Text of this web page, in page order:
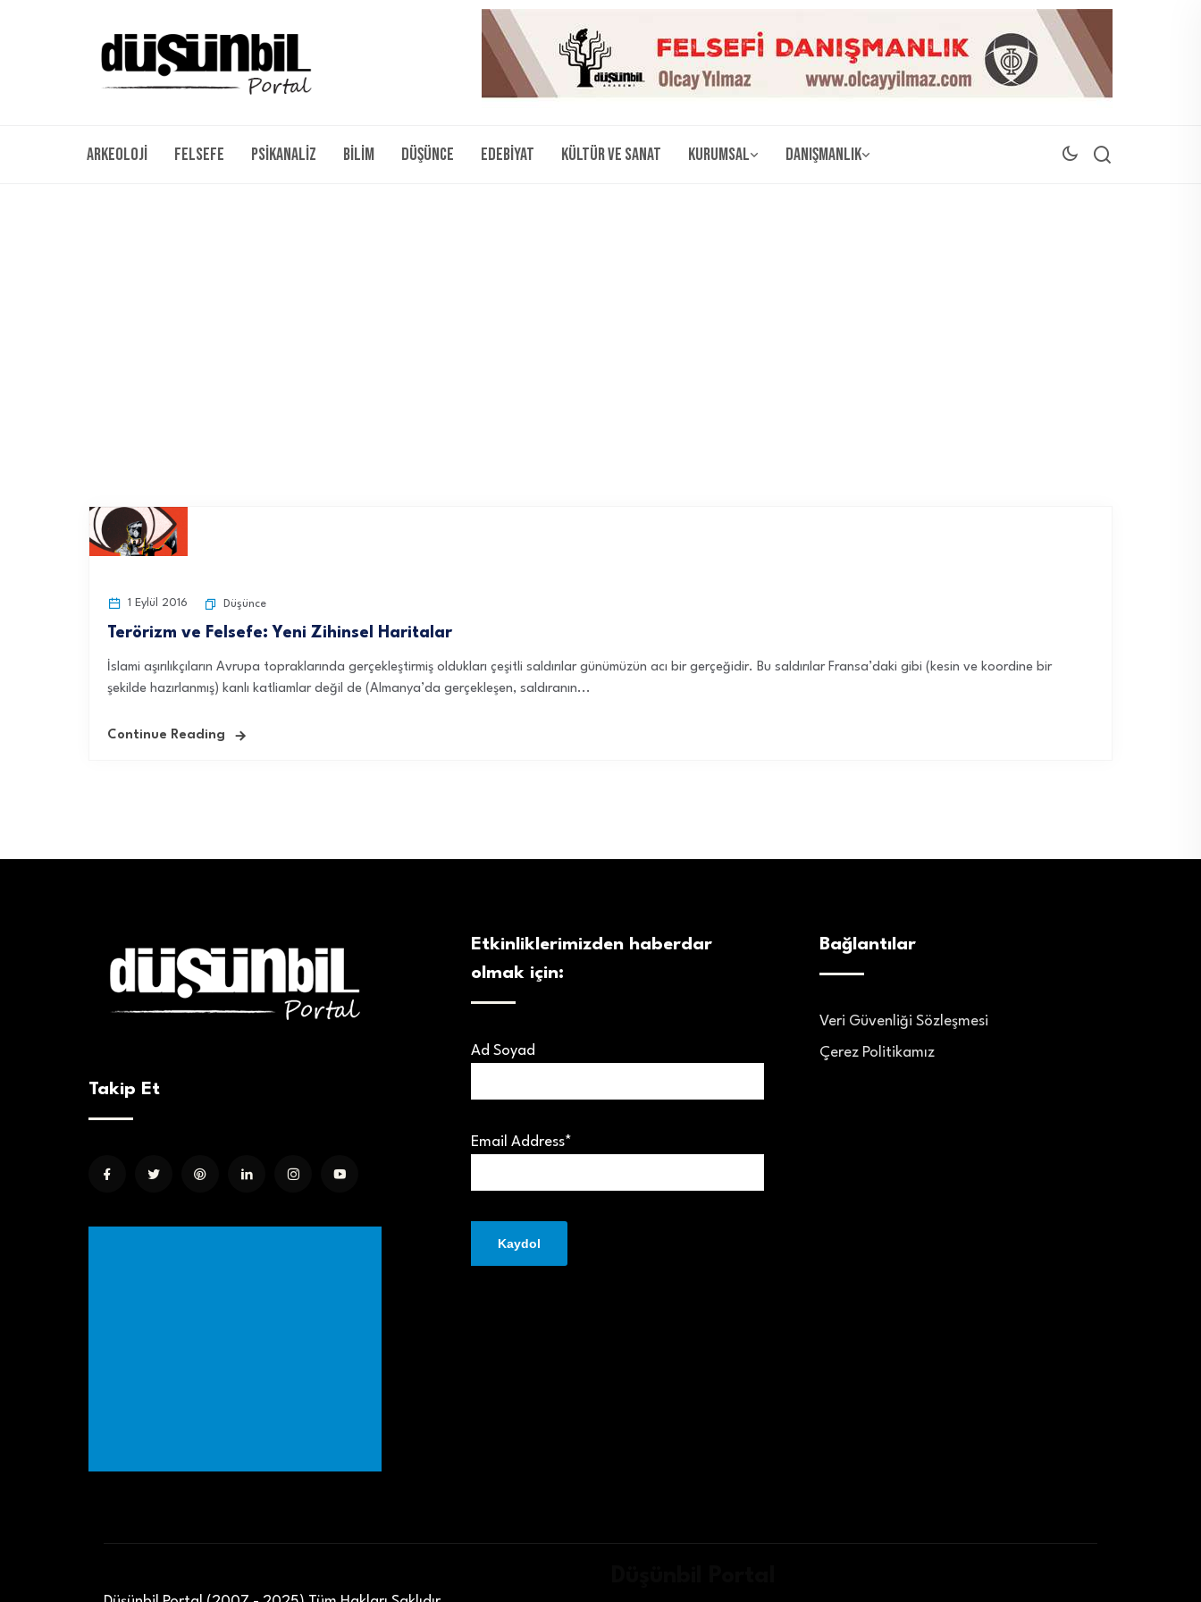
Arkeoloji Felsefe Psikanaliz Bilim Düşünce Edebiyat Kültür ve Sanat Kurumsal Danışmanlık
1 Eylül 2016 Düşünce
Terörizm ve Felsefe: Yeni Zihinsel Haritalar
İslami aşırılıkçıların Avrupa topraklarında gerçekleştirmiş oldukları çeşitli saldırılar günümüzün acı bir gerçeğidir. Bu saldırılar Fransa’daki gibi (kesin ve koordine bir
şekilde hazırlanmış) kanlı katliamlar değil de (Almanya’da gerçekleşen, saldıranın...
Continue Reading
Takip Et
Etkinliklerimizden haberdar
olmak için:
Ad Soyad
Email Address*
Bağlantılar
Veri Güvenliği Sözleşmesi
Çerez Politikamız